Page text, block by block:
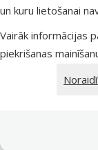
un kuru lietošanai
Vairāk informācijas
piekrišanas